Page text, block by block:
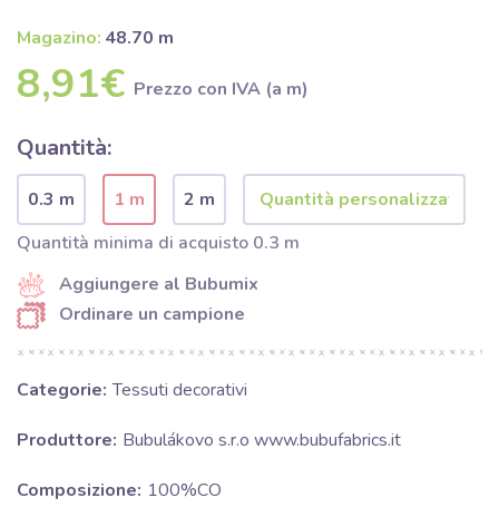
Magazino: 48.70 m
8,91€ Prezzo con IVA (a m)
Quantità:
0.3 m 1 m
2 m
Quantità minima di acquisto 0.3 m
Aggiungere al Bubumix
Ordinare un campione
Categorie: Tessuti decorativi
Produttore: Bubulákovo s.r.o www.bubufabrics.it
Composizione: 100%CO